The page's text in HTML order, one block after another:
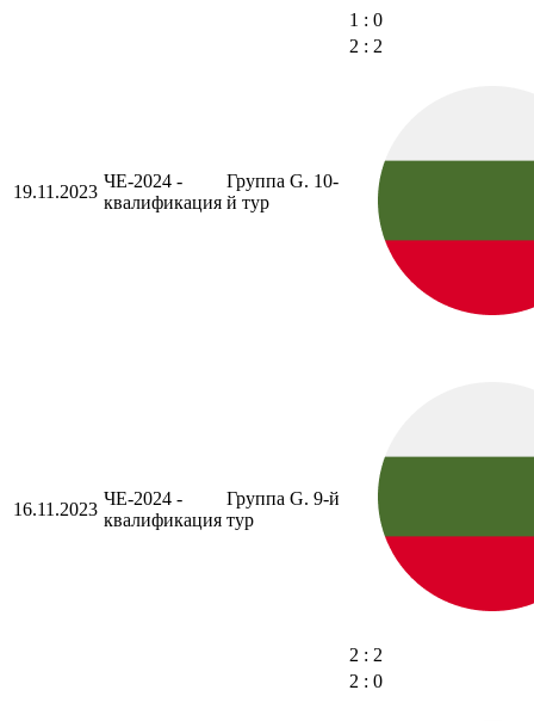
1 : 0
19.11.2023
ЧЕ-2024 -
квалификация
Группа G. 10-
й тур
2 : 2
16.11.2023
ЧЕ-2024 -
квалификация
Группа G. 9-й
тур
2 : 2
2 : 0